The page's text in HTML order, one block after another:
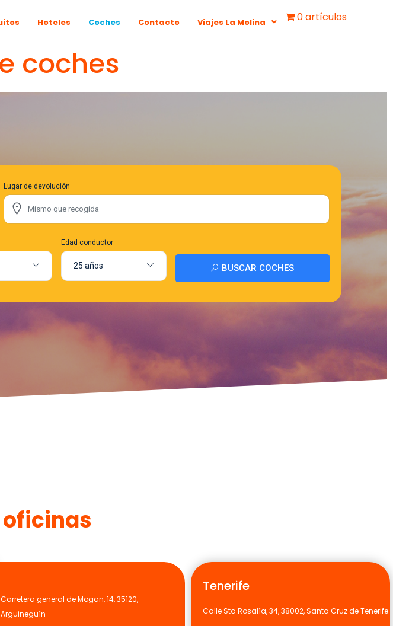
Hoteles Coches Contacto Viajes La Molina 0 artículos
coches
Carretera general de Mogan, 14, 35120,
Arguineguín
Tenerife
Calle Sta Rosalía, 34, 38002, Santa Cruz de Tenerife